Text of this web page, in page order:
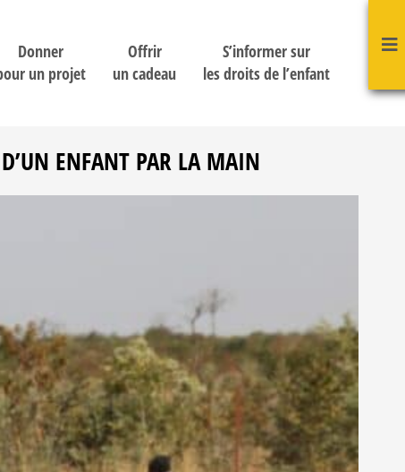
Donner
un projet
Offrir
un cadeau
S’informer sur
les droits de l’enfant
ENFANT PAR LA MAIN